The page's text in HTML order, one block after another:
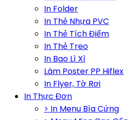
In Folder
In Thẻ Nhựa PVC
In Thẻ Tích Điểm
In Thẻ Treo
In Bao Lì Xì
Làm Poster PP Hiflex
In Flyer, Tờ Rơi
In Thực Đơn
> In Menu Bìa Cứng